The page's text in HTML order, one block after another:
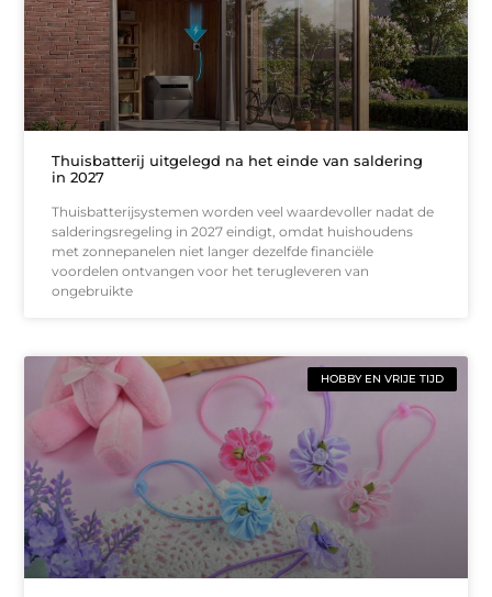
Thuisbatterij uitgelegd na het einde van saldering
in 2027
Thuisbatterijsystemen worden veel waardevoller nadat de
salderingsregeling in 2027 eindigt, omdat huishoudens
met zonnepanelen niet langer dezelfde financiële
voordelen ontvangen voor het terugleveren van
ongebruikte
HOBBY EN VRIJE TIJD